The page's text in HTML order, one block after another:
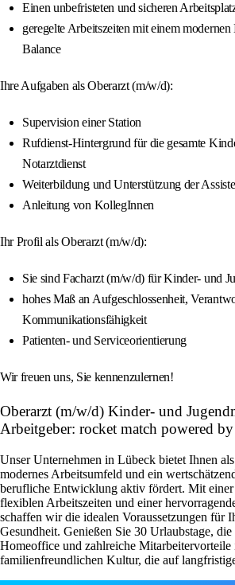
Einen unbefristeten und sicheren
geregelte Arbeitszeiten mit einem
Balance
Ihre Aufgaben als Oberarzt (m/w/d):
Supervision einer Station
Rufdienst-Hintergrund für die gesamte
Notarztdienst
Weiterbildung und Unterstützung der
Anleitung von KollegInnen
Ihr Profil als Oberarzt (m/w/d):
Sie sind Facharzt (m/w/d) für Kinder- und
hohes Maß an Aufgeschlossenheit,
Kommunikationsfähigkeit
Patienten- und Serviceorientierung
Wir freuen uns, Sie kennenzulernen!
Oberarzt (m/w/d) Kinder- und
Arbeitgeber: rocket match powered
Unser Unternehmen in Lübeck bietet Ihnen
modernes Arbeitsumfeld und ein
berufliche Entwicklung aktiv fördert. Mit
flexiblen Arbeitszeiten und einer
schaffen wir die idealen Voraussetzungen für
Gesundheit. Genießen Sie 30 Urlaubstage,
Homeoffice und zahlreiche Mitarbeitervorteile
familienfreundlichen Kultur, die auf